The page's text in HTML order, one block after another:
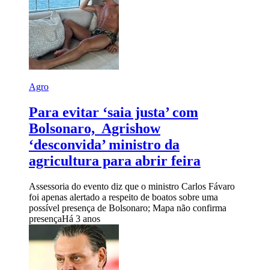
Agro
Para evitar ‘saia justa’ com
Bolsonaro, Agrishow
‘desconvida’ ministro da
agricultura para abrir feira
Assessoria do evento diz que o ministro Carlos Fávaro
foi apenas alertado a respeito de boatos sobre uma
possível presença de Bolsonaro; Mapa não confirma
presençaHá 3 anos